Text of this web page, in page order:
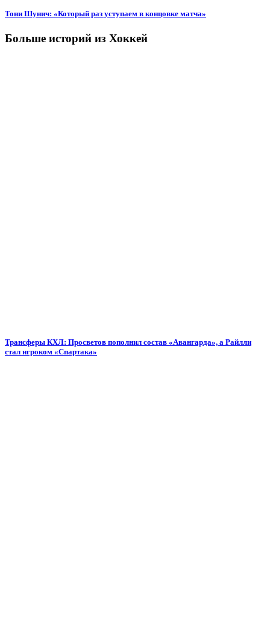
Тони Шунич: «Который раз уступаем в концовке матча»
Больше историй из Хоккей
Трансферы КХЛ: Просветов пополнил состав «Авангарда», а Райлли
стал игроком «Спартака»